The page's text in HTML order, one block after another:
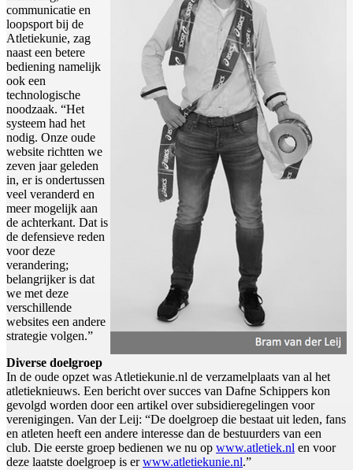
communicatie en
loopsport bij de
Atletiekunie, zag
naast een betere
bediening namelijk
ook een
technologische
noodzaak. “Het
systeem had het
nodig. Onze oude
website richtten we
zeven jaar geleden
in, er is ondertussen
veel veranderd en
meer mogelijk aan
de achterkant. Dat is
de defensieve reden
voor deze
verandering;
belangrijker is dat
we met deze
verschillende
websites een andere
strategie volgen.”
Diverse doelgroep
In de oude opzet was Atletiekunie.nl de verzamelplaats van al het
atletieknieuws. Een bericht over succes van Dafne Schippers kon
gevolgd worden door een artikel over subsidieregelingen voor
verenigingen. Van der Leij: “De doelgroep die bestaat uit leden, fans
en atleten heeft een andere interesse dan de bestuurders van een
club. Die eerste groep bedienen we nu op www.atletiek.nl en voor
deze laatste doelgroep is erwww.atletiekunie.nl.”